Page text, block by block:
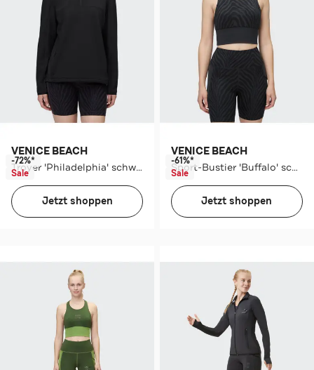
VENICE BEACH
Troyer 'Philadelphia' schwarz
-72%*
Sale
Jetzt shoppen
VENICE BEACH
Sport-Bustier 'Buffalo' schwarz
-61%*
Sale
Jetzt shoppen